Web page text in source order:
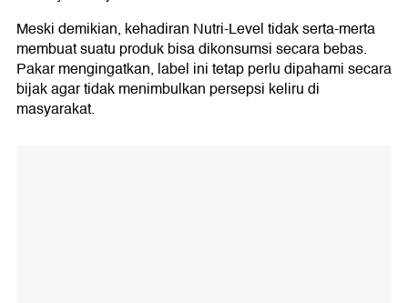
Meski demikian, kehadiran Nutri-Level tidak serta-merta
membuat suatu produk bisa dikonsumsi secara bebas.
Pakar mengingatkan, label ini tetap perlu dipahami secara
bijak agar tidak menimbulkan persepsi keliru di
masyarakat.